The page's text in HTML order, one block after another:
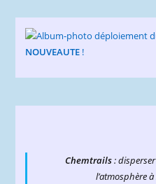
NOUVEAUTE !
Chemtrails:
l’atmosphère